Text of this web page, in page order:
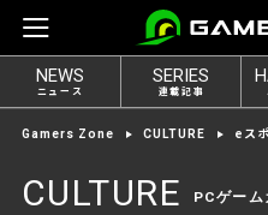
NEWS
ニュース
SERIES
連載記事
Gamers Zone CULTURE eスポー
CULTURE PCゲーム